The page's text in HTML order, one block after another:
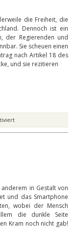
die Freiheit, die
Dennoch ist ein
der Regierenden und
Sie scheuen einen
nach Artikel 18 des
und sie rezitieren
für
So
in Gestalt von
und das Smartphone
wobei der Mensch
die dunkle Seite
Kram noch nicht gab!